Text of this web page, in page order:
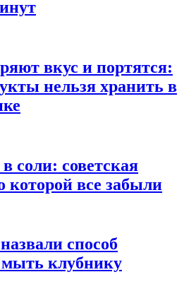
вкус и портятся:
нельзя хранить в
соли: советская
которой все забыли
способ
клубнику